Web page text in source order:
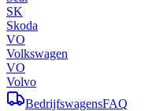
SK
Skoda
VO
Volkswagen
VO
Volvo
BedrijfswagensFAQ